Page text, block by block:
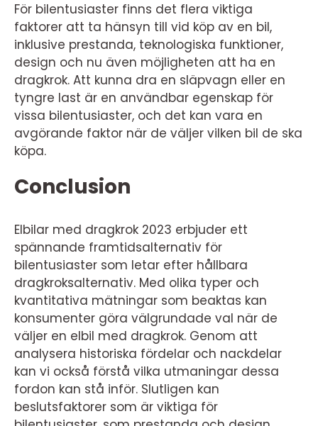
För bilentusiaster finns det flera viktiga
faktorer att ta hänsyn till vid köp av en bil,
inklusive prestanda, teknologiska funktioner,
design och nu även möjligheten att ha en
dragkrok. Att kunna dra en släpvagn eller en
tyngre last är en användbar egenskap för
vissa bilentusiaster, och det kan vara en
avgörande faktor när de väljer vilken bil de ska
köpa.
Conclusion
Elbilar med dragkrok 2023 erbjuder ett
spännande framtidsalternativ för
bilentusiaster som letar efter hållbara
dragkroksalternativ. Med olika typer och
kvantitativa mätningar som beaktas kan
konsumenter göra välgrundade val när de
väljer en elbil med dragkrok. Genom att
analysera historiska fördelar och nackdelar
kan vi också förstå vilka utmaningar dessa
fordon kan stå inför. Slutligen kan
beslutsfaktorer som är viktiga för